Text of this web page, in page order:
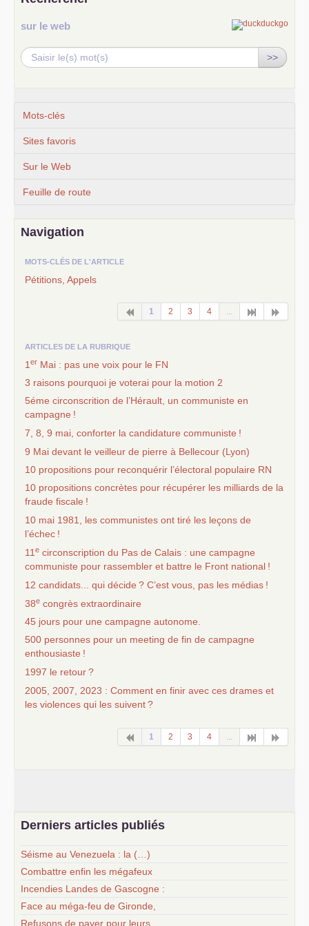
sur le web
>>
Mots-clés
Sites favoris
Sur le Web
Feuille de route
Navigation
MOTS-CLÉS DE L'ARTICLE
Pétitions, Appels
1 2 3 4 ...
ARTICLES DE LA RUBRIQUE
1 er Mai : pas une voix pour le FN
3 raisons pourquoi je voterai pour la motion 2
5éme circonscrition de l’Hérault, un communiste en
campagne !
7, 8, 9 mai, conforter la candidature communiste !
9 Mai devant le veilleur de pierre à Bellecour (Lyon)
10 propositions pour reconquérir l’électoral populaire RN
10 propositions concrètes pour récupérer les milliards de la
fraude fiscale !
10 mai 1981, les communistes ont tiré les leçons de
l’échec !
11 e circonscription du Pas de Calais : une campagne
communiste pour rassembler et battre le Front national !
12 candidats... qui décide ? C’est vous, pas les médias !
38e congrès extraordinaire
45 jours pour une campagne autonome.
500 personnes pour un meeting de fin de campagne
enthousiaste !
1997 le retour?
2005, 2007, 2023 : Comment en finir avec ces drames et
les violences qui les suivent?
1 2 3 4 ...
Derniers articles publiés
Séisme au Venezuela : la (…)
Combattre enfin les mégafeux
Incendies Landes de Gascogne :
Face au méga-feu de Gironde,
Refusons de payer pour leurs